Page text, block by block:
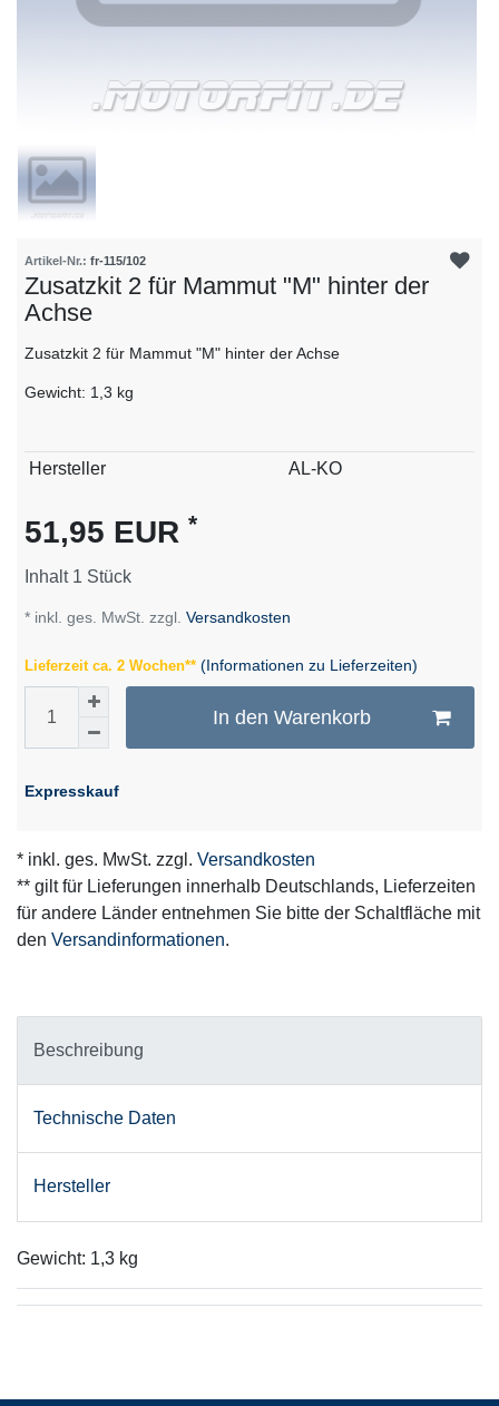
Artikel-Nr.: fr-115/102
Zusatzkit 2 für Mammut "M" hinter der
Achse
Zusatzkit 2 für Mammut "M" hinter der Achse
Gewicht: 1,3 kg
Technisches
Wert
Hersteller AL-KO
51,95 EUR *
Inhalt 1 Stück
* inkl. ges. MwSt. zzgl. Versandkosten
Lieferzeit ca. 2 Wochen** (Informationen zu Lieferzeiten)
In den Warenkorb
Expresskauf
* inkl. ges. MwSt. zzgl. Versandkosten
** gilt für Lieferungen innerhalb Deutschlands, Lieferzeiten
für andere Länder entnehmen Sie bitte der Schaltfläche mit
den Versandinformationen.
Beschreibung
Technische Daten
Hersteller
Gewicht: 1,3 kg